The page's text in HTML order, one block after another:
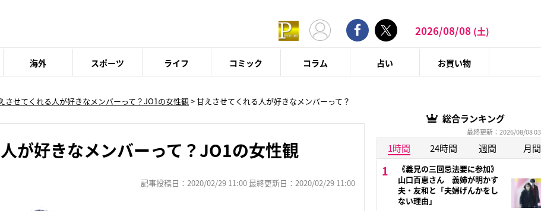
2026/08/08 (土)
海外 スポーツ ライフ コミック コラム 占い お買い物
させてくれる人が好きなメンバーって？JO1の女性観>甘えさせてくれる人が好きなメンバーって？
が好きなメンバーって？JO1の女性観
記事投稿日：2020/02/29 11:00 最終更新日：2020/02/29 11:00
総合ランキング
最終更新：2026/08/08
1時間 24時間 週間 月間
《義兄の三回忌法要に参加》
山口百恵さん 義姉が明かす
夫・友和と「夫婦げんかをし
ない理由」